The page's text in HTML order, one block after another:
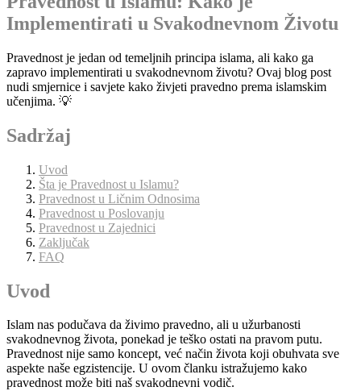
Implementirati u Svakodnevnom Životu
Pravednost je jedan od temeljnih principa islama, ali kako ga
zapravo implementirati u svakodnevnom životu? Ovaj blog post
nudi smjernice i savjete kako živjeti pravedno prema islamskim
učenjima. 💡
Sadržaj
Uvod
Šta je Pravednost u Islamu?
Pravednost u Ličnim Odnosima
Pravednost u Poslovanju
Pravednost u Zajednici
Zaključak
FAQ
Uvod
Islam nas podučava da živimo pravedno, ali u užurbanosti
svakodnevnog života, ponekad je teško ostati na pravom putu.
Pravednost nije samo koncept, već način života koji obuhvata sve
aspekte naše egzistencije. U ovom članku istražujemo kako
pravednost može biti naš svakodnevni vodič.